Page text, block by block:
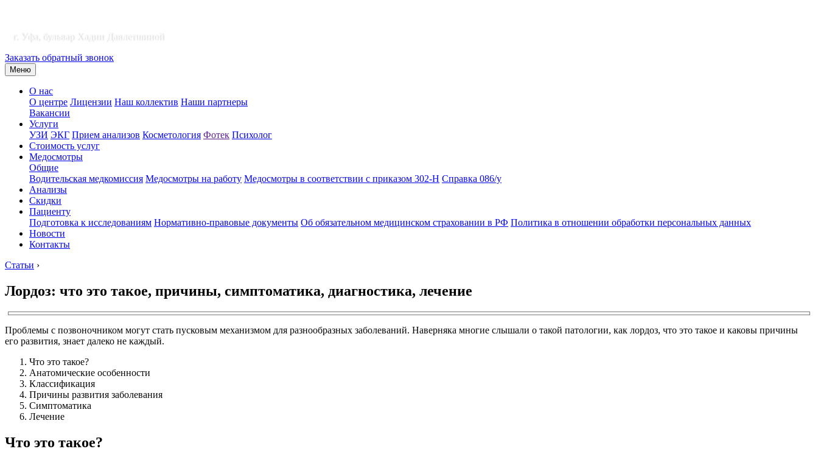
г. Уфа, бульвар Хадии Давлетшиной
Заказать обратный звонок
Меню
О нас
О центре Лицензии Наш коллектив Наши партнеры
Вакансии
Услуги
УЗИ ЭКГ Прием анализов Косметология Фотек Психолог
Стоимость услуг
Медосмотры
Общие
Водительская медкомиссия Медосмотры на работу Медосмотры в соответствии с приказом 302-Н Справка 086/у
Анализы
Скидки
Пациенту
Подготовка к исследованиям Нормативно-правовые документы Об обязательном медицинском страховании в РФ Политика в отношении обработки персональных данных
Новости
Контакты
Статьи ›
Лордоз: что это такое, причины, симптоматика, диагностика, лечение
Проблемы с позвоночником могут стать пусковым механизмом для разнообразных заболеваний. Наверняка многие слышали о такой патологии, как лордоз, что это такое и каковы причины
его развития, знает далеко не каждый.
Что это такое?
Анатомические особенности
Классификация
Причины развития заболевания
Симптоматика
Лечение
Что это такое?